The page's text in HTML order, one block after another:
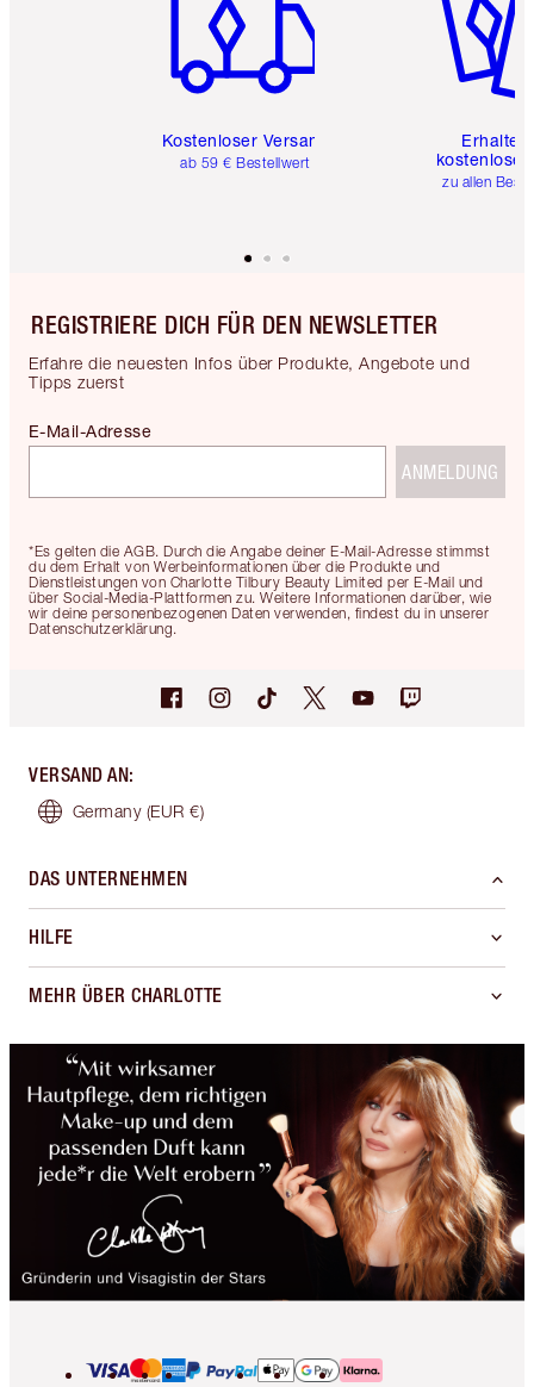
Kostenloser Versand
ab 59 € Bestellwert
Erhalte
kostenlose
zu allen
REGISTRIERE DICH FÜR DEN NEWSLETTER
Erfahre die neuesten Infos über Produkte, Angebote und
Tipps zuerst
*Es gelten die AGB. Durch die Angabe deiner E-Mail-Adresse stimmst
du dem Erhalt von Werbeinformationen über die Produkte und
Dienstleistungen von Charlotte Tilbury Beauty Limited per E-Mail und
über Social-Media-Plattformen zu. Weitere Informationen darüber, wie
wir deine personenbezogenen Daten verwenden, findest du in unserer
Datenschutzerklärung.
E-Mail-Adresse
ANMELDUNG
VERSAND AN:
Germany (EUR €)
DAS UNTERNEHMEN
HILFE
MEHR ÜBER CHARLOTTE